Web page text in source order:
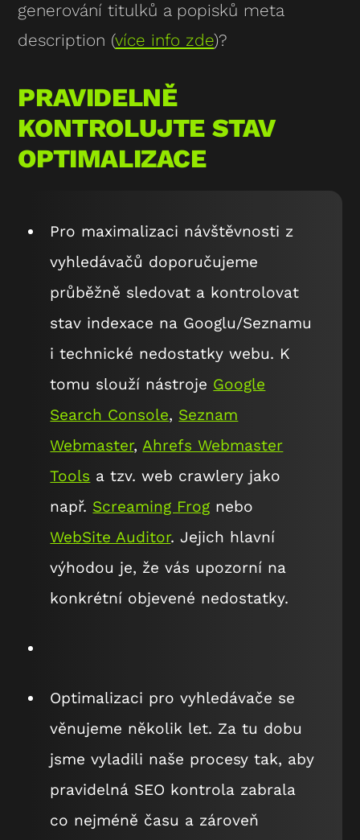
generování titulků a popisků meta
description (více info zde)?
PRAVIDELNĚ
KONTROLUJTE STAV
OPTIMALIZACE
Pro maximalizaci návštěvnosti z
vyhledávačů doporučujeme
průběžně sledovat a kontrolovat
stav indexace na Googlu/Seznamu
i technické nedostatky webu. K
tomu slouží nástroje Google
Search Console, Seznam
Webmaster, Ahrefs Webmaster
Tools a tzv. web crawlery jako
např. Screaming Frog nebo
WebSite Auditor. Jejich hlavní
výhodou je, že vás upozorní na
konkrétní objevené nedostatky.
Optimalizaci pro vyhledávače se
věnujeme několik let. Za tu dobu
jsme vyladili naše procesy tak, aby
pravidelná SEO kontrola zabrala
co nejméně času a zároveň